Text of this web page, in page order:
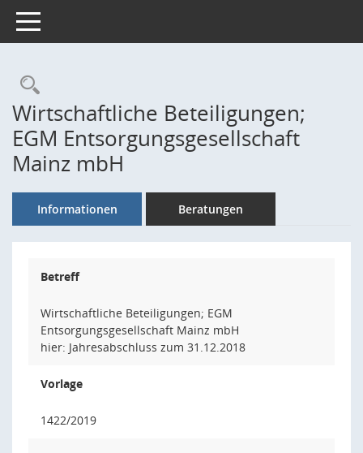
Toggle navigation
Rechercheauswahl
Wirtschaftliche Beteiligungen;
EGM Entsorgungsgesellschaft
Mainz mbH
Informationen Beratungen
Betreff
Wirtschaftliche Beteiligungen; EGM
Entsorgungsgesellschaft Mainz mbH
hier: Jahresabschluss zum 31.12.2018
Vorlage
1422/2019